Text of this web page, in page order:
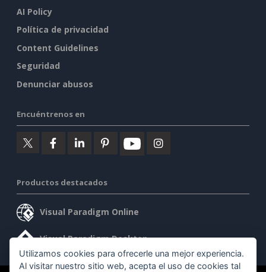
AI Policy
Política de privacidad
Content Guidelines
Seguridad
Denunciar abusos
Encuéntrenos en
Productos destacados
Visual Paradigm Online
Visual Paradigm Desktop
Utilizamos cookies para ofrecerle una mejor experiencia.
Al visitar nuestro sitio web, acepta el uso de cookies tal